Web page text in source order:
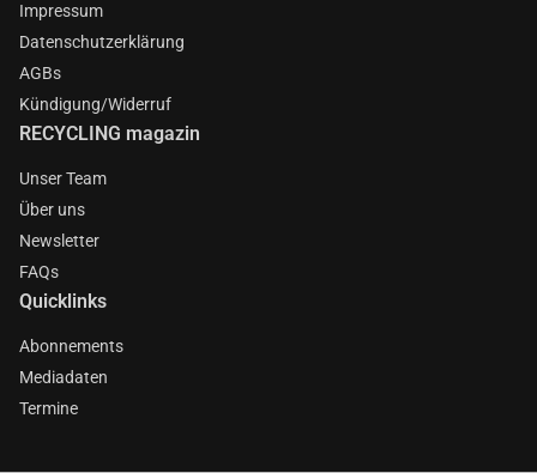
Impressum
Datenschutzerklärung
AGBs
Kündigung/Widerruf
RECYCLING magazin
Unser Team
Über uns
Newsletter
FAQs
Quicklinks
Abonnements
Mediadaten
Termine